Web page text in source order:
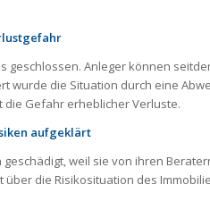
geschlos­sen. Anle­ger kön­nen
wurde die Situa­tion durch eine
die Gefahr erheb­li­cher Ver­luste.
auf­ge­klärt
weil sie von ihren
über die Risi­ko­si­tua­tion des